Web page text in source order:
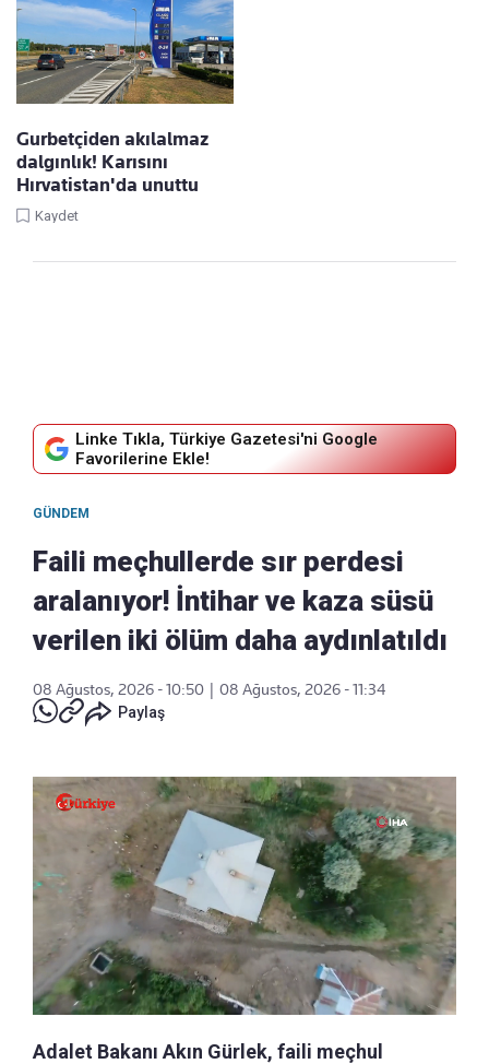
Gurbetçiden akılalmaz
dalgınlık! Karısını
Hırvatistan'da unuttu
Kaydet
Linke Tıkla, Türkiye Gazetesi'ni Google
Favorilerine Ekle!
GÜNDEM
Faili meçhullerde sır perdesi
aralanıyor! İntihar ve kaza süsü
verilen iki ölüm daha aydınlatıldı
08 Ağustos, 2026 - 10:50
08 Ağustos, 2026 - 11:34
Paylaş
Adalet Bakanı Akın Gürlek, faili meçhul